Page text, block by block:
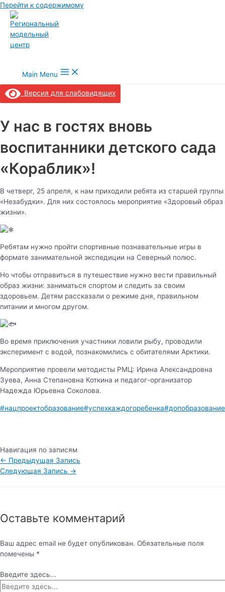
Перейти к содержимому
Main Menu
Версия для слабовидящих
У нас в гостях вновь
воспитанники детского сада
«Кораблик»!
В четверг, 25 апреля, к нам приходили ребята из старшей группы
«Незабудки». Для них состоялось мероприятие «Здоровый образ
жизни».
Ребятам нужно пройти спортивные познавательные игры в
формате занимательной экспедиции на Северный полюс.
Но чтобы отправиться в путешествие нужно вести правильный
образ жизни: заниматься спортом и следить за своим
здоровьем. Детям рассказали о режиме дня, правильном
питании и многом другом.
Во время приключения участники ловили рыбу, проводили
эксперимент с водой, познакомились с обитателями Арктики.
Мероприятие провели методисты РМЦ: Ирина Александровна
Зуева, Анна Степановна Коткина и педагог-организатор
Надежда Юрьевна Соколова.
#нацпроектобразование#успехкаждогоребенка#допобразование
Навигация по записям
← Предыдущая Запись
Следующая Запись →
Оставьте комментарий
Ваш адрес email не будет опубликован. Обязательные поля
помечены *
Введите здесь...